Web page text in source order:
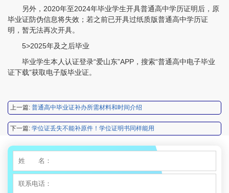
另外，2020年至2024年毕业学生开具普通高中学历证明后，原
毕业证防伪信息将失效；若之前已开具过纸质版普通高中学历证
明，暂无法再次开具。
5>2025年及之后毕业
毕业学生本人认证登录“爱山东”APP，搜索“普通高中电子毕业
证下载”获取电子版毕业证。
上一篇: 普通高中毕业证补办所需材料和时间介绍
下一篇: 学位证丢失不能补原件！学位证明书同样能用
王小姐 181****2354 【申请成功】
陈先生 158****3306 【申请成功】
李先生 137****1923
程女士 136****3253 【申请成功】
陈先生 189****1098
李先生 135****3338
程女士 134****3518
陈先生 158****3306